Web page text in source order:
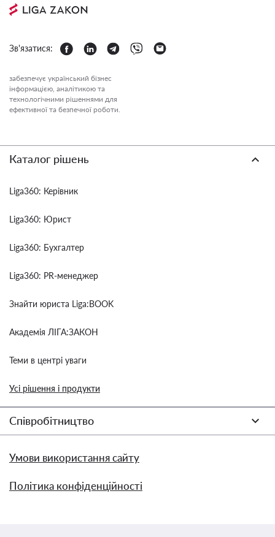
Зв'язатися:
забезпечує український бізнес
інформацією, аналітикою та
технологічними рішеннями для
ефективної та безпечної роботи.
Каталог рішень
Liga360: Керівник
Liga360: Юрист
Liga360: Бухгалтер
Liga360: PR-менеджер
Знайти юриста Liga:BOOK
Академія ЛІГА:ЗАКОН
Теми в центрі уваги
Усі рішення і продукти
Співробітництво
Умови використання сайту
Політика конфіденційності